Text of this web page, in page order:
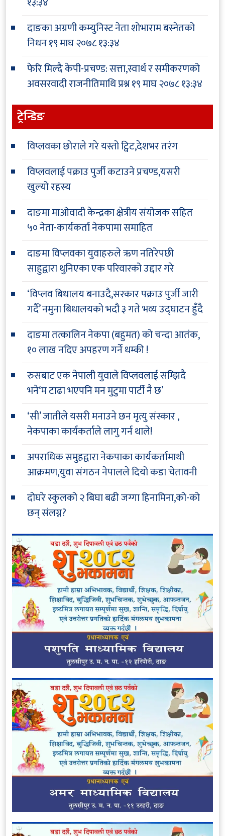
दाङका अग्रणी कम्युनिस्ट नेता शोभाराम बस्नेतको
निधन१९ माघ २०७८ १३:३४
फेरि मिल्दै केपी-प्रचण्ड: सत्ता,स्वार्थ र समीकरणको
अवसरवादी राजनीतिमाथि प्रश्न१९ माघ २०७८ १३:३४
ट्रेन्डिङ
विप्लवका छोराले गरे यस्तो ट्विट,देशभर तरंग
विप्लवलाई पक्राउ पुर्जी कटाउने प्रचण्ड,यसरी
खुल्यो रहस्य
दाङमा माओवादी केन्द्रका क्षेत्रीय संयोजक सहित
५० नेता-कार्यकर्ता नेकपामा समाहित
दाङमा विप्लवका युवाहरुले ऋण नतिरेपछी
साहुद्वारा थुनिएका एक परिवारको उद्दार गरे
‘विप्लव बिधालय बनाउदै,सरकार पक्राउ पुर्जी जारी
गर्दै’ नमुना बिधालयको भदौ ३ गते भव्य उद्घाटन हुँदै
दाङमा तत्कालिन नेकपा (बहुमत) को चन्दा आतंक,
१० लाख नदिए अपहरण गर्ने धम्की !
रुसबाट एक नेपाली युवाले विप्लवलाई सम्झिदै
भने‘म टाढा भएपनि मन मुटुमा पार्टी नै छ’
‘सी’ जातीले यसरी मनाउने छन मृत्यु संस्कार ,
नेकपाका कार्यकर्ताले लागु गर्न थाले!
अपराधिक समुहद्वारा नेकपाका कार्यकर्तामाथी
आक्रमण,युवा संगठन नेपालले दियो कडा चेतावनी
दोघरे स्कुलको २ बिघा बढी जग्गा हिनामिना,को-को
छन् संलग्न?